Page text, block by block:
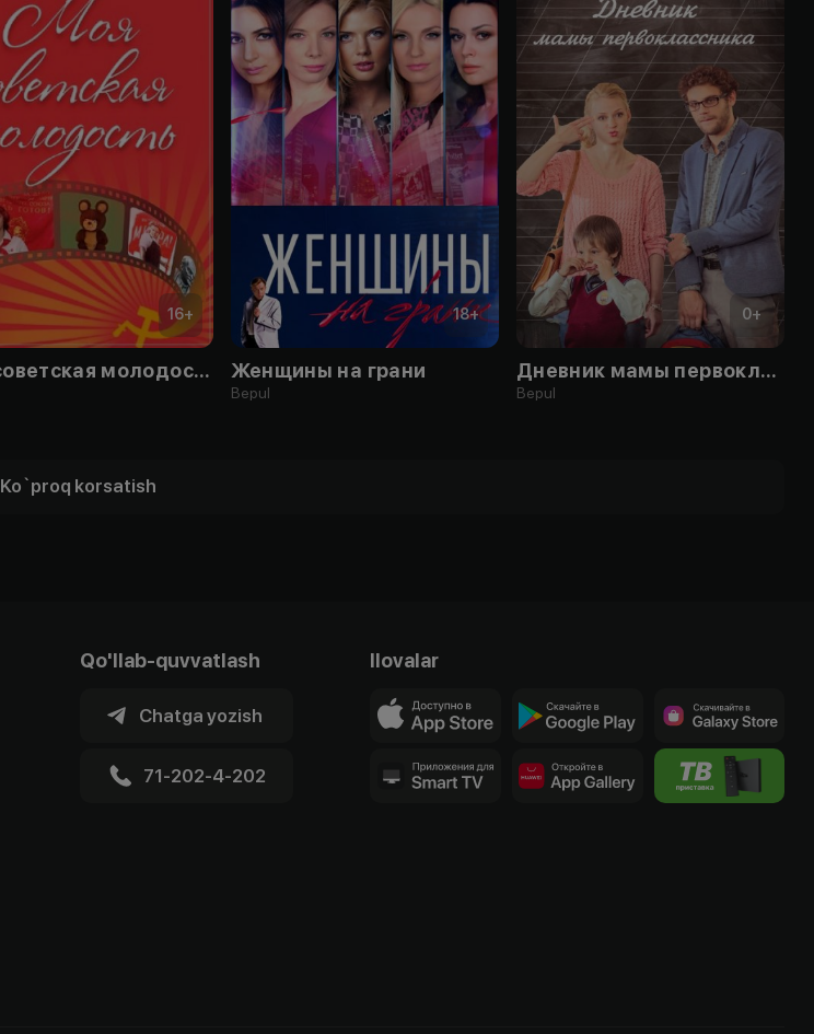
16+
Моя советская молодость
18+
Женщины на грани
Bepul
0+
Дневник мамы первоклассника
Bepul
Ko`proq korsatish
Qo'llab-quvvatlash
Chatga yozish
71-202-4-202
Ilovalar